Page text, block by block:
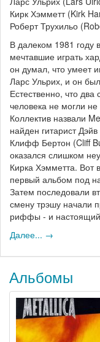
Кирк Хэмметт (Kirk
Роберт Трухильо
В далеком 1981 году
мечтавшие играть
он думал, что умеет
Ларс Ульрих, и он
Естественно, что
человека не могли
Коллектив назвали
найден гитарист
Клифф Бертон (Cliff
оказался слишком
Кирка Хэмметта. Вот
первый альбом под
Затем последовали
смену трэшу начали
риффы - и
Далее... →
Альбомы